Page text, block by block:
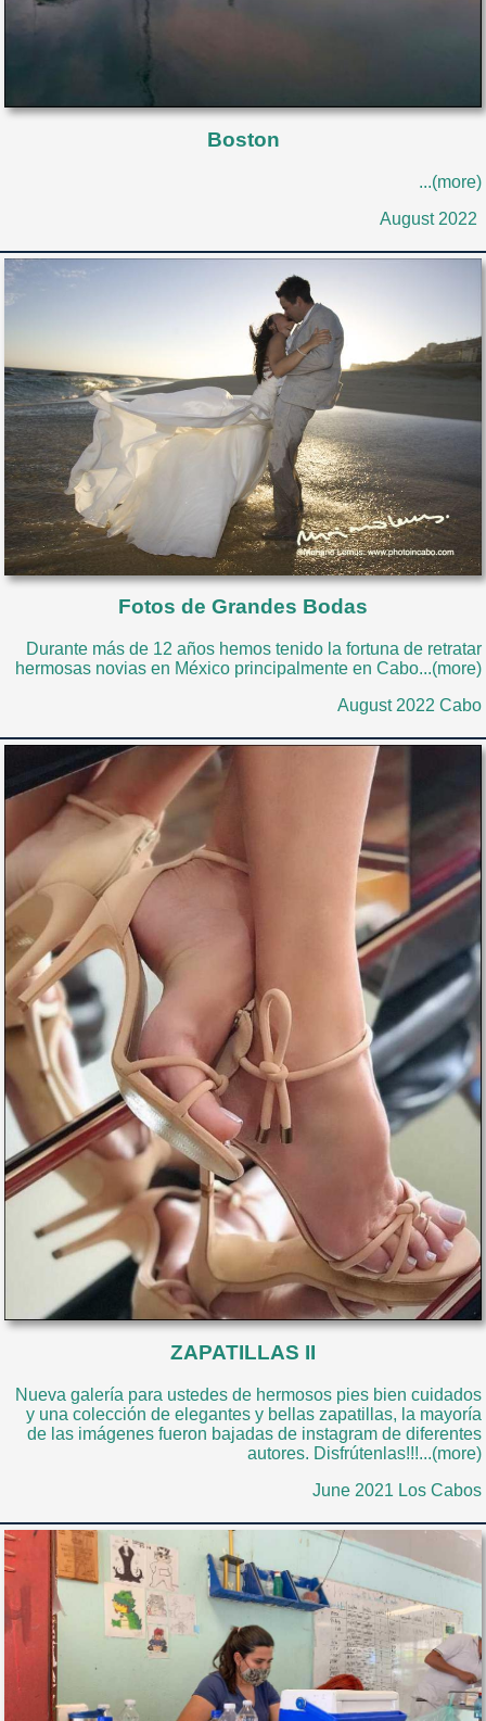
Boston
...(more)
August 2022
Fotos de Grandes Bodas
Durante más de 12 años hemos tenido la fortuna de retratar
hermosas novias en México principalmente en Cabo...(more)
August 2022 Cabo
ZAPATILLAS II
Nueva galería para ustedes de hermosos pies bien cuidados
y una colección de elegantes y bellas zapatillas, la mayoría
de las imágenes fueron bajadas de instagram de diferentes
autores. Disfrútenlas!!!...(more)
June 2021 Los Cabos